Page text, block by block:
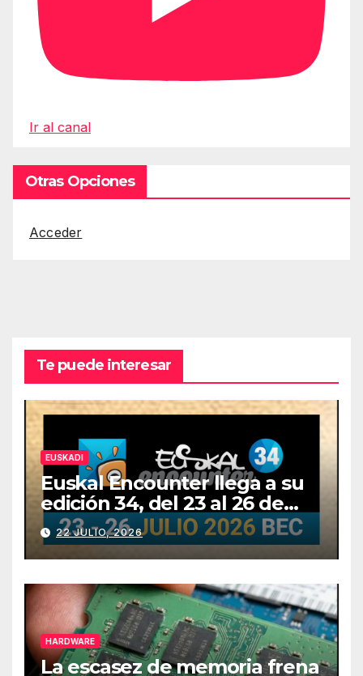
Ir al canal
Otras Opciones
Acceder
Te puede interesar
EUSKADI
Euskal Encounter llega a su
edición 34, del 23 al 26 de
julio
22 JULIO, 2026
HARDWARE
La escasez de memoria frena